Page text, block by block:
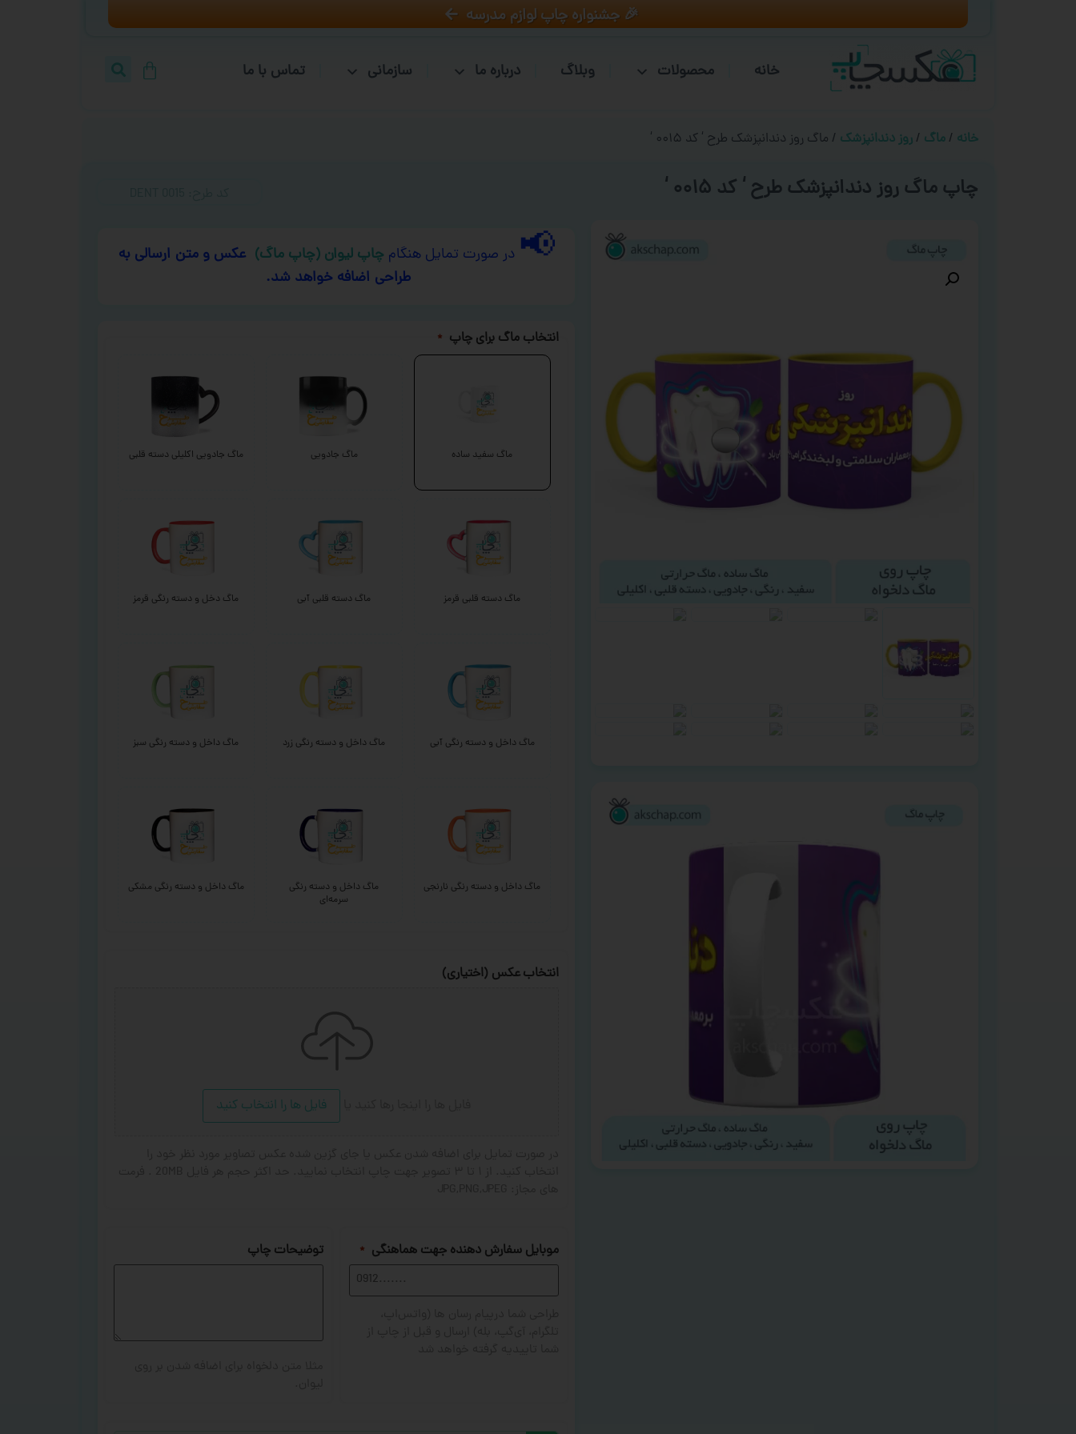
🎉 جشنواره چاپ لوازم مدرسه
خانه محصولات وبلاگ درباره ما سازمانی تماس با ما
خانه / ماگ / روز دندانپزشک / ماگ روز دندانپزشک طرح ‘ کد ۰۰۱۵ ‘
چاپ ماگ روز دندانپزشک طرح ‘ کد ۰۰۱۵ ‘
📢 در صورت تمایل هنگام چاپ لیوان (چاپ ماگ) عکس و متن ارسالی به
طراحی اضافه خواهد شد.
انتخاب ماگ برای چاپ *
ماگ سفید ساده ماگ جادویی ماگ جادویی اکلیلی دسته قلبی
ماگ دسته قلبی قرمز ماگ دسته قلبی آبی ماگ دخل و دسته رنگی قرمز
ماگ داخل و دسته رنگی آبی ماگ داخل و دسته رنگی زرد ماگ داخل و دسته رنگی سبز
ماگ داخل و دسته رنگی نارنجی
ماگ داخل و دسته رنگی
سرمه‌ای
ماگ داخل و دسته رنگی مشکی
انتخاب عکس (اختیاری)
فایل ها را انتخاب کنید
موبایل سفارش دهنده جهت هماهنگی * توضیحات چاپ